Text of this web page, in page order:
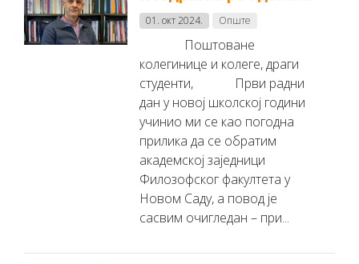
01. окт 2024. Опште
Поштоване
колегинице и колеге, драги
студенти, Први радни
дан у новој школској години
учинио ми се као погодна
прилика да се обратим
академској заједници
Филозофског факултета у
Новом Саду, а повод је
сасвим очигледан – при...